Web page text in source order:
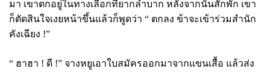
มา เขาตกอยู่ในทางเลือกที่ยากลำบาก หลังจากนั้นสักพัก เขา
ก็ตัดสินใจเงยหน้าขึ้นแล้วก็พูดว่า “ ตกลง ข้าจะเข้าร่วมสำนัก
คังเฉียง !”
“ ฮาฮา ! ดี !” จางหยูเอาใบสมัครออกมาจากแขนเสื้อ แล้วส่ง